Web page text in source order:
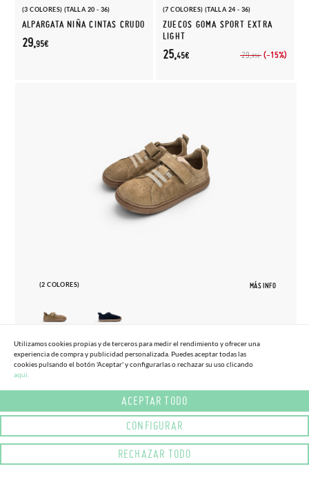
(3 COLORES) (TALLA 20 - 36)
ALPARGATA NIÑA CINTAS CRUDO
29,95€
(7 COLORES) (TALLA 24 - 36)
ZUECOS GOMA SPORT EXTRA
LIGHT
29,95€ (-15%)
25,45€
(2 COLORES) MÁS INFO
27 33
65,
Utilizamos cookies propias y de terceros para medir el rendimiento y ofrecer una
experiencia de compra y publicidad personalizada. Puedes aceptar todas las
cookies pulsando el botón 'Aceptar' y configurarlas o rechazar su uso clicando
aqui.
ACEPTAR TODO
CONFIGURAR
RECHAZAR TODO